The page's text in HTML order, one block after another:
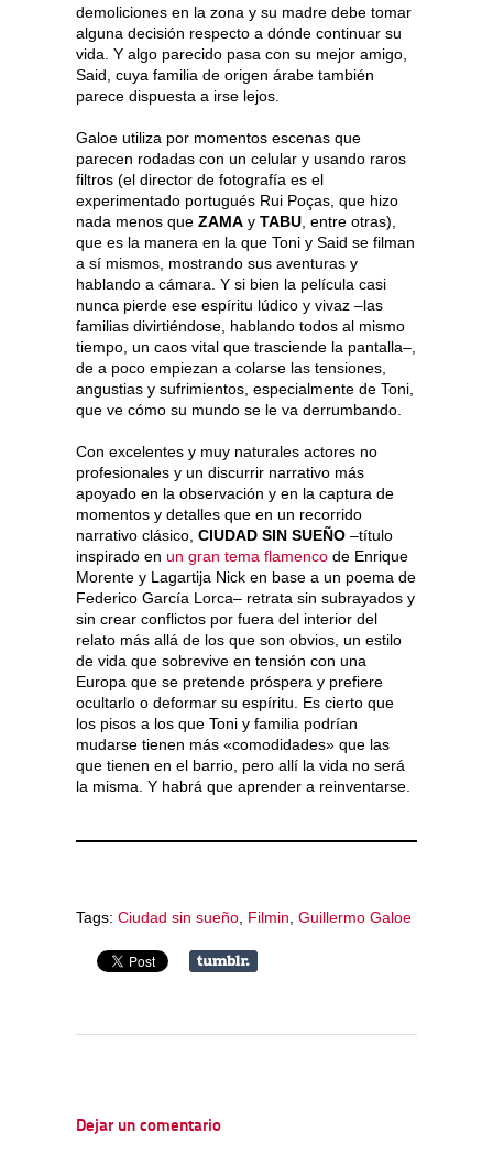
demoliciones en la zona y su madre debe tomar
alguna decisión respecto a dónde continuar su
vida. Y algo parecido pasa con su mejor amigo,
Said, cuya familia de origen árabe también
parece dispuesta a irse lejos.
Galoe utiliza por momentos escenas que
parecen rodadas con un celular y usando raros
filtros (el director de fotografía es el
experimentado portugués Rui Poças, que hizo
nada menos que ZAMA y TABU , entre otras),
que es la manera en la que Toni y Said se filman
a sí mismos, mostrando sus aventuras y
hablando a cámara. Y si bien la película casi
nunca pierde ese espíritu lúdico y vivaz –las
familias divirtiéndose, hablando todos al mismo
tiempo, un caos vital que trasciende la pantalla–,
de a poco empiezan a colarse las tensiones,
angustias y sufrimientos, especialmente de Toni,
que ve cómo su mundo se le va derrumbando.
Con excelentes y muy naturales actores no
profesionales y un discurrir narrativo más
apoyado en la observación y en la captura de
momentos y detalles que en un recorrido
narrativo clásico, CIUDAD SIN SUEÑO –título
inspirado en un gran tema flamenco de Enrique
Morente y Lagartija Nick en base a un poema de
Federico García Lorca– retrata sin subrayados y
sin crear conflictos por fuera del interior del
relato más allá de los que son obvios, un estilo
de vida que sobrevive en tensión con una
Europa que se pretende próspera y prefiere
ocultarlo o deformar su espíritu. Es cierto que
los pisos a los que Toni y familia podrían
mudarse tienen más «comodidades» que las
que tienen en el barrio, pero allí la vida no será
la misma. Y habrá que aprender a reinventarse.
Tags: Ciudad sin sueño Filmin Guillermo Galoe
Dejar un comentario